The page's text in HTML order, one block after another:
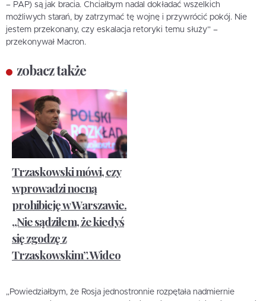
– PAP) są jak bracia. Chciałbym nadal dokładać wszelkich
możliwych starań, by zatrzymać tę wojnę i przywrócić pokój. Nie
jestem przekonany, czy eskalacja retoryki temu służy” –
przekonywał Macron.
zobacz także
Trzaskowski mówi, czy
wprowadzi nocną
prohibicję w Warszawie.
„Nie sądziłem, że kiedyś
się zgodzę z
Trzaskowskim”. Wideo
„Powiedziałbym, że Rosja jednostronnie rozpętała nadmiernie